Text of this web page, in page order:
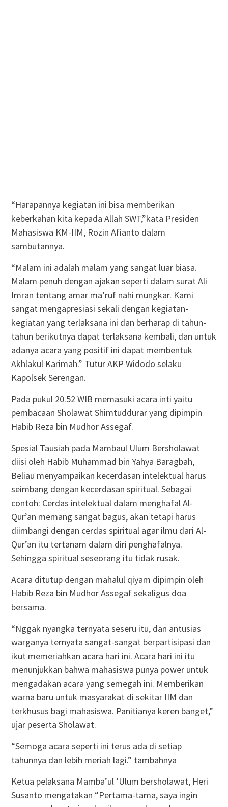
“Harapannya kegiatan ini bisa memberikan
keberkahan kita kepada Allah SWT,”kata Presiden
Mahasiswa KM-IIM, Rozin Afianto dalam
sambutannya.
“Malam ini adalah malam yang sangat luar biasa.
Malam penuh dengan ajakan seperti dalam surat Ali
Imran tentang amar ma’ruf nahi mungkar. Kami
sangat mengapresiasi sekali dengan kegiatan-
kegiatan yang terlaksana ini dan berharap di tahun-
tahun berikutnya dapat terlaksana kembali, dan untuk
adanya acara yang positif ini dapat membentuk
Akhlakul Karimah.” Tutur AKP Widodo selaku
Kapolsek Serengan.
Pada pukul 20.52 WIB memasuki acara inti yaitu
pembacaan Sholawat Shimtuddurar yang dipimpin
Habib Reza bin Mudhor Assegaf.
Spesial Tausiah pada Mambaul Ulum Bersholawat
diisi oleh Habib Muhammad bin Yahya Baragbah,
Beliau menyampaikan kecerdasan intelektual harus
seimbang dengan kecerdasan spiritual. Sebagai
contoh: Cerdas intelektual dalam menghafal Al-
Qur’an memang sangat bagus, akan tetapi harus
diimbangi dengan cerdas spiritual agar ilmu dari Al-
Qur’an itu tertanam dalam diri penghafalnya.
Sehingga spiritual seseorang itu tidak rusak.
Acara ditutup dengan mahalul qiyam dipimpin oleh
Habib Reza bin Mudhor Assegaf sekaligus doa
bersama.
“Nggak nyangka ternyata seseru itu, dan antusias
warganya ternyata sangat-sangat berpartisipasi dan
ikut memeriahkan acara hari ini. Acara hari ini itu
menunjukkan bahwa mahasiswa punya power untuk
mengadakan acara yang semegah ini. Memberikan
warna baru untuk masyarakat di sekitar IIM dan
terkhusus bagi mahasiswa. Panitianya keren banget,”
ujar peserta Sholawat.
“Semoga acara seperti ini terus ada di setiap
tahunnya dan lebih meriah lagi.” tambahnya
Ketua pelaksana Mamba’ul ‘Ulum bersholawat, Heri
Susanto mengatakan “Pertama-tama, saya ingin